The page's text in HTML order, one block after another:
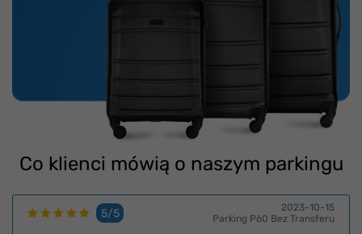
Co klienci mówią o naszym parkingu
5/5
2023-10-15
Parking P60 Bez Transferu